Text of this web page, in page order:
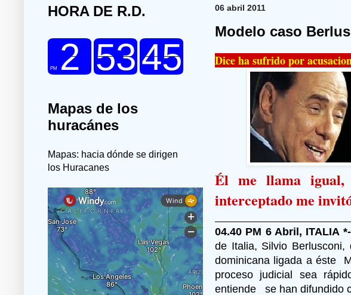
06 abril 2011
Modelo caso
Dice ha sufrido por
Él me llama igual,
interceptado me
04.40 PM 6 Abril, ITALIA
de Italia, Silvio
dominicana ligada a éste
proceso judicial sea
entiende se han difundido
HORA DE R.D.
Mapas de los
huracánes
Mapas: hacia dónde se dirigen
los Huracanes